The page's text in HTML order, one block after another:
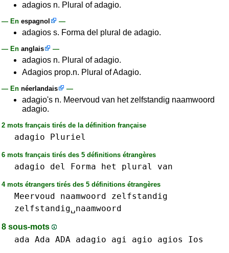
adagios n. Plural of adagio.
— En espagnol —
adagios s. Forma del plural de adagio.
— En anglais —
adagios n. Plural of adagio.
Adagios prop.n. Plural of Adagio.
— En néerlandais —
adagio's n. Meervoud van het zelfstandig naamwoord
adagio.
2 mots français tirés de la définition française
adagio Pluriel
6 mots français tirés des 5 définitions étrangères
adagio del Forma het plural van
4 mots étrangers tirés des 5 définitions étrangères
Meervoud naamwoord
zelfstandig
zelfstandig␣naamwoord
8 sous-mots
ada Ada ADA adagio agi agio agios Ios